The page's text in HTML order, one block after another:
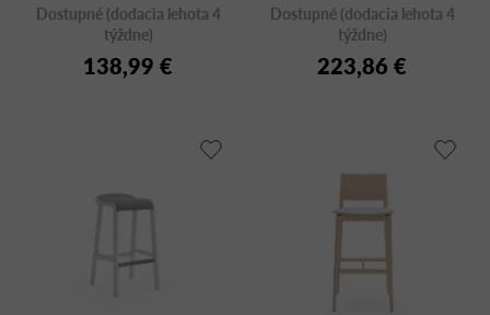
Dostupné (dodacia lehota 4
týždne)
138,99 €
Dostupné (dodacia lehota 4
týždne)
223,86 €